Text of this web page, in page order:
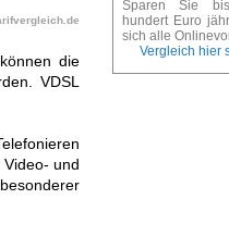
die
VDSL
und
Sparen Sie
hundert Euro
sich alle
Vergleich hier